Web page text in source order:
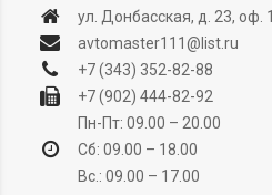
ул. Донбасская, д. 23, оф. 1
avtomaster111@list.ru
+7 (343) 352-82-88
+7 (902) 444-82-92
Пн-Пт: 09.00 – 20.00
Сб: 09.00 – 18.00
Вс.: 09.00 – 17.00